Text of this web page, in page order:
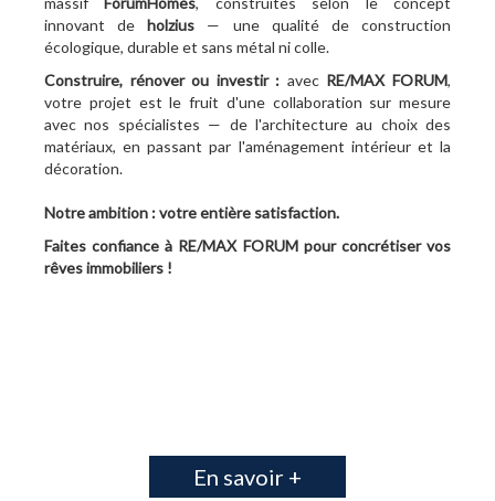
innovant deholzius — une qualité de construction
écologique, durable et sans métal ni colle.
Construire, rénover ou investir : avec RE/MAX FORUM,
votre projet est le fruit d'une collaboration sur mesure
avec nos spécialistes — de l'architecture au choix des
matériaux, en passant par l'aménagement intérieur et la
décoration.
Notre ambition : votre entière satisfaction.
Faites confiance à RE/MAX FORUM pour concrétiser vos
rêves immobiliers !
En savoir +